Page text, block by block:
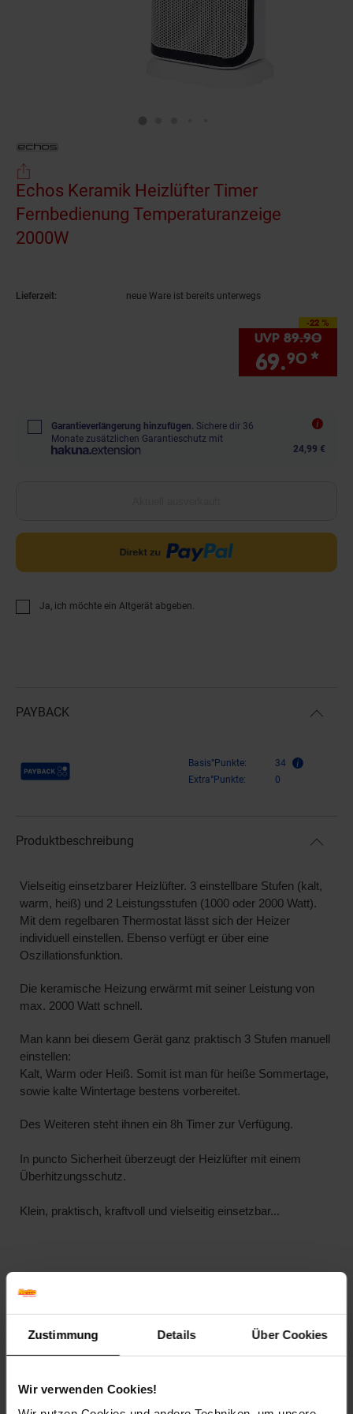
Zustimmung Details Über Cookies
Wir verwenden Cookies!
Echos Keramik Heizlüfter Timer
Fernbedienung Temperaturanzeige
2000W
Lieferzeit: neue Ware ist bereits unterwegs
-22 %
Sie Sparen 22
UVP 89.90
69.90 *
Garantieverlängerung hinzufügen. Sichere dir 36
Monate zusätzlichen Garantieschutz mit
24,99 €
Ja, ich möchte ein Altgerät abgeben.
PAYBACK
Payback Punkte Basis°Punkte:
34
Extra°Punkte:
0
Produktbeschreibung
Vielseitig einsetzbarer Heizlüfter. 3 einstellbare Stufen (kalt,
warm, heiß) und 2 Leistungsstufen (1000 oder 2000 Watt).
Mit dem regelbaren Thermostat lässt sich der Heizer
individuell einstellen. Ebenso verfügt er über eine
Oszillationsfunktion.
Die keramische Heizung erwärmt mit seiner Leistung von
max. 2000 Watt schnell.
Man kann bei diesem Gerät ganz praktisch 3 Stufen manuell
einstellen:
Kalt, Warm oder Heiß. Somit ist man für heiße Sommertage,
sowie kalte Wintertage bestens vorbereitet.
Des Weiteren steht ihnen ein 8h Timer zur Verfügung.
In puncto Sicherheit überzeugt der Heizlüfter mit einem
Überhitzungsschutz.
Klein, praktisch, kraftvoll und vielseitig einsetzbar...
Leistung: 1000 oder 2000 Watt (einstellbar)
Zusätzliche Kaltluftfunktion
3 einstellbare Leistungsstufen: kalt, warm, heiß